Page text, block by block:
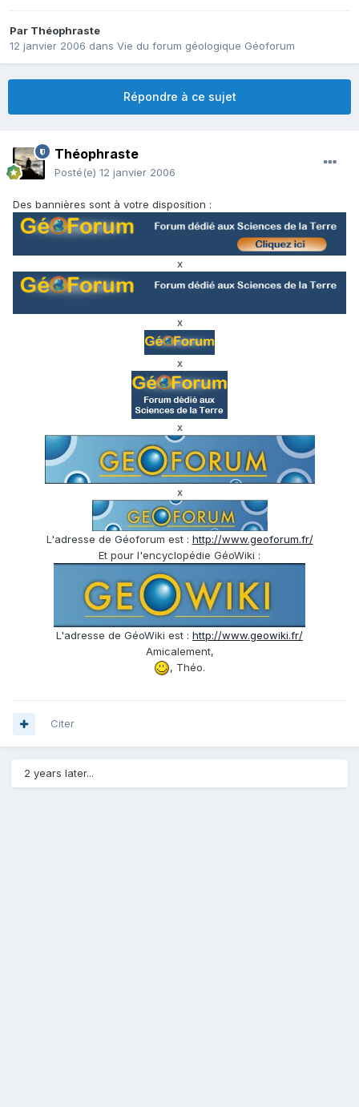
Par Théophraste
12 janvier 2006 dans Vie du forum géologique Géoforum
Répondre à ce sujet
Théophraste
Posté(e) 12 janvier 2006
Des bannières sont à votre disposition :
x
x
x
x
x
L'adresse de Géoforum est : http://www.geoforum.fr/
Et pour l'encyclopédie GéoWiki :
L'adresse de GéoWiki est : http://www.geowiki.fr/
Amicalement,
, Théo.
Citer
2 years later...